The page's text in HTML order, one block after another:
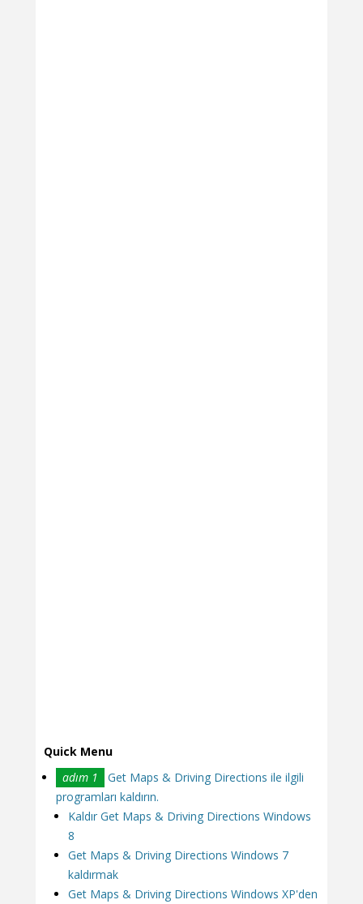
Quick Menu
adım 1
Get Maps & Driving Directions ile ilgili
programları kaldırın.
Kaldır Get Maps & Driving Directions Windows
8
Get Maps & Driving Directions Windows 7
kaldırmak
Get Maps & Driving Directions Windows XP'den